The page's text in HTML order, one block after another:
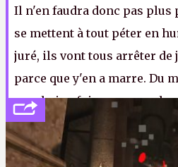
Il n'en faudra donc pas plus
se mettent à tout péter en
juré, ils vont tous arrêter de
parce que y'en a marre. Du
prochaine fois parce que
tomber cette semaine avec
expédition en bateau celle